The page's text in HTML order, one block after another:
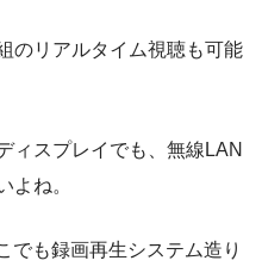
のリアルタイム視聴も可能
ィスプレイでも、無線LAN
よね。
でも録画再生システム造り